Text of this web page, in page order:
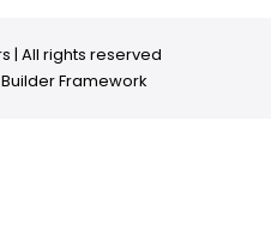
| All rights reserved
Framework